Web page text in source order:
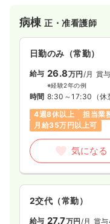
病棟正・准看護師
日勤のみ（常勤）
給与 26.8万円 /月 賞
※経験2年の例
時間 8:30～17:30 （
4週8休以上
担当業
月給35万円以上可
気になる
2交代（常勤）
給与 27.7万円 /月 賞